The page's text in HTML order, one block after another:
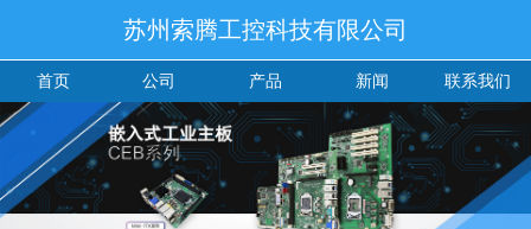
苏州索腾工控科技有限公司
首页 公司 产品 新闻 联系我们